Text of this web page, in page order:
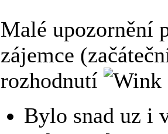
Malé upozornění
zájemce
rozhodnutí
Bylo snad uz i